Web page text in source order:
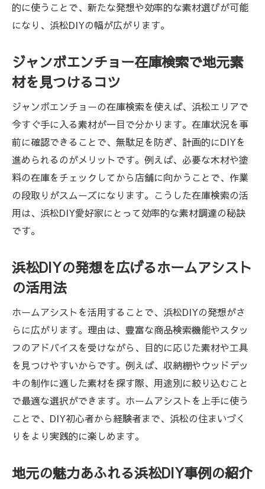
的に使うことで、新たな発想や効率的な素材選びが可能
になり、浜松DIYの幅が広がります。
ジャンボエンチョー在庫検索で地元素
材を見つけるコツ
ジャンボエンチョーの在庫検索を使えば、浜松エリアで
今すぐ手に入る素材が一目で分かります。在庫状況を事
前に確認できることで、無駄足を防ぎ、計画的にDIYを
進められるのがメリットです。例えば、必要な木材や塗
料の在庫をチェックしてから店舗に向かうことで、作業
の段取りがスムーズになります。こうした在庫検索の活
用は、浜松DIY愛好家にとって効率的な素材調達の秘訣
です。
浜松DIYの発想を広げるホームアシスト
の活用法
ホームアシストを活用することで、浜松DIYの発想がさ
らに広がります。理由は、豊富な商品検索機能やスタッ
フのアドバイスを受けながら、目的に応じた素材や工具
を見つけやすいからです。例えば、収納棚やウッドデッ
キの制作に適した素材を探す際、用途別に絞り込むこと
で最適な選択ができます。ホームアシストを上手に使う
ことで、DIY初心者から経験者まで、浜松の住まいづく
りをより実践的に楽しめます。
地元の魅力あふれる浜松DIY事例の紹介